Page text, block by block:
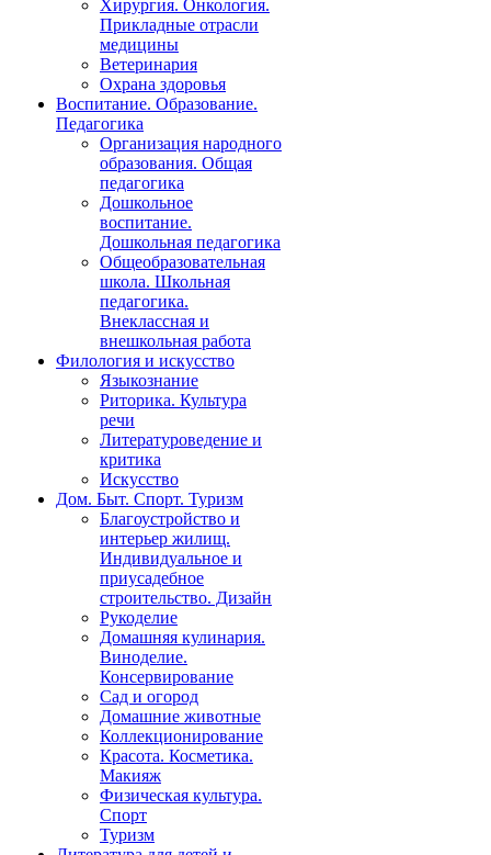
Хирургия. Онкология.
Прикладные отрасли
медицины
Ветеринария
Охрана здоровья
Воспитание. Образование.
Педагогика
Организация народного
образования. Общая
педагогика
Дошкольное
воспитание.
Дошкольная педагогика
Общеобразовательная
школа. Школьная
педагогика.
Внеклассная и
внешкольная работа
Филология и искусство
Языкознание
Риторика. Культура
речи
Литературоведение и
критика
Искусство
Дом. Быт. Спорт. Туризм
Благоустройство и
интерьер жилищ.
Индивидуальное и
приусадебное
строительство. Дизайн
Рукоделие
Домашняя кулинария.
Виноделие.
Консервирование
Сад и огород
Домашние животные
Коллекционирование
Красота. Косметика.
Макияж
Физическая культура.
Спорт
Туризм